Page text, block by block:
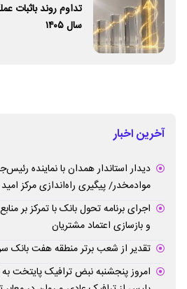
تداوم روند باثبات
سال ۱۴۰۵
آخرین اخبار
دیدار استاندار همدان با نماینده
موادمخدر/ پیگیری راه‌اندازی مرکز
اجرای برنامه تحول بانک با تمرکز بر
و بازسازی اعتماد مشتریان
تقدیر از شعب برتر منطقه هفت بانک
امروز پنجشنبه نبض ترافیک پایتخت